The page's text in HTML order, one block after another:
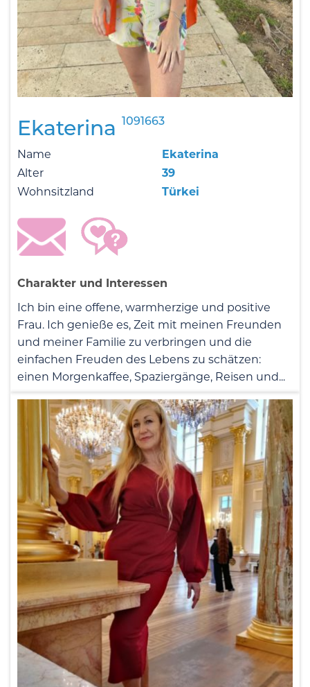
Ekaterina 1091663
Name
Ekaterina
Alter
39
Wohnsitzland
Türkei
Charakter und Interessen
Ich bin eine offene, warmherzige und positive
Frau. Ich genieße es, Zeit mit meinen Freunden
und meiner Familie zu verbringen und die
einfachen Freuden des Lebens zu schätzen:
einen Morgenkaffee, Spaziergänge, Reisen und...